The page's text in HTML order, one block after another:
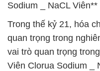
Sodium _ NaCL Viên**
Trong thế kỷ 21, hóa
quan trọng trong
vai trò quan trọng
Viên Clorua Sodium _